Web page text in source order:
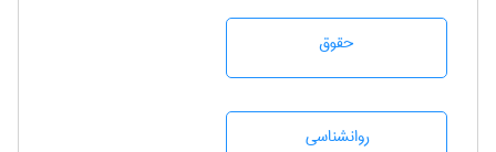
حقوق
روانشناسی